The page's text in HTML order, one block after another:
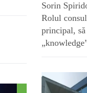
Sorin
Rolul
principal,